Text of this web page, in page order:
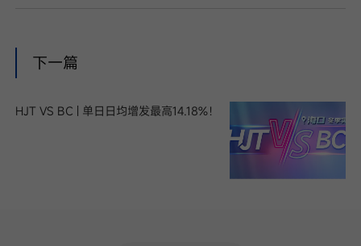
下一篇
HJT VS BC | 单日日均增发最高14.18%！